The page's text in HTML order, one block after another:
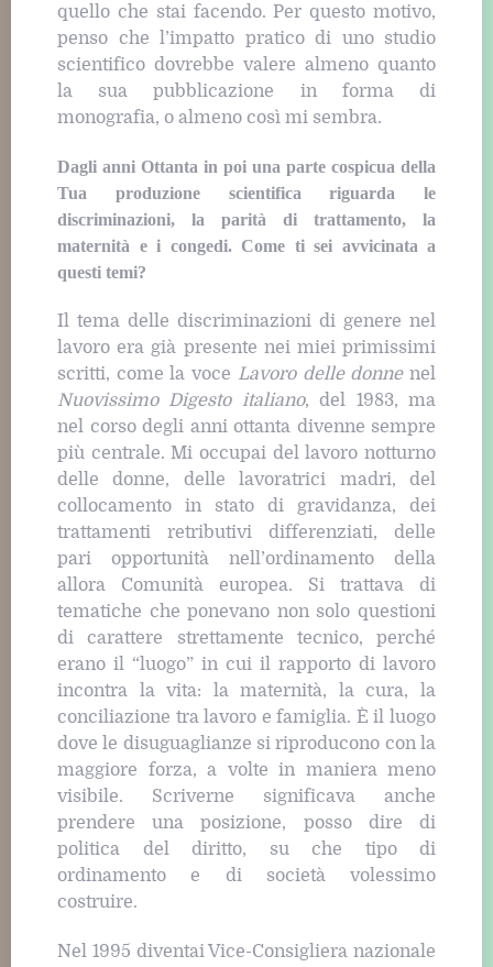
quello che stai facendo. Per questo motivo,
penso che l’impatto pratico di uno studio
scientifico dovrebbe valere almeno quanto
la sua pubblicazione in forma di
monografia, o almeno così mi sembra.
Dagli anni Ottanta in poi una parte cospicua della
Tua produzione scientifica riguarda le
discriminazioni, la parità di trattamento, la
maternità e i congedi. Come ti sei avvicinata a
questi temi?
Il tema delle discriminazioni di genere nel
lavoro era già presente nei miei primissimi
scritti, come la voce Lavoro delle donnenel
Nuovissimo Digesto italiano, del 1983, ma
nel corso degli anni ottanta divenne sempre
più centrale. Mi occupai del lavoro notturno
delle donne, delle lavoratrici madri, del
collocamento in stato di gravidanza, dei
trattamenti retributivi differenziati, delle
pari opportunità nell’ordinamento della
allora Comunità europea. Si trattava di
tematiche che ponevano non solo questioni
di carattere strettamente tecnico, perché
erano il “luogo” in cui il rapporto di lavoro
incontra la vita: la maternità, la cura, la
conciliazione tra lavoro e famiglia. È il luogo
dove le disuguaglianze si riproducono con la
maggiore forza, a volte in maniera meno
visibile. Scriverne significava anche
prendere una posizione, posso dire di
politica del diritto, su che tipo di
ordinamento e di società volessimo
costruire.
Nel 1995 diventai Vice-Consigliera nazionale